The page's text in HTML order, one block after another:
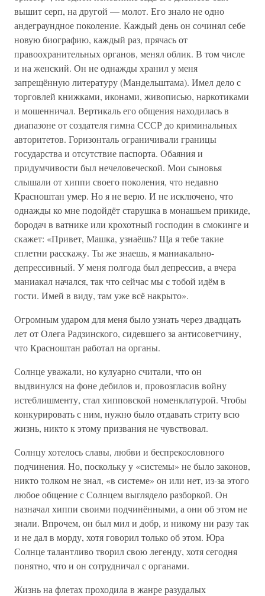
вышит серп, на другой — молот. Его знало не одно
андеграундное поколение. Каждый день он сочинял себе
новую биографию, каждый раз, прячась от
правоохранительных органов, менял облик. В том числе
и на женский. Он не однажды хранил у меня
запрещённую литературу (Мандельштама). Имел дело с
торговлей книжками, иконами, живописью, наркотиками
и мошенничал. Вертикаль его общения находилась в
диапазоне от создателя гимна СССР до криминальных
авторитетов. Горизонталь ограничивали границы
государства и отсутствие паспорта. Обаяния и
придумчивости был нечеловеческой. Мои сыновья
слышали от хиппи своего поколения, что недавно
Красноштан умер. Но я не верю. И не исключено, что
однажды ко мне подойдёт старушка в монашьем прикиде,
бородач в ватнике или крохотный господин в смокинге и
скажет: «Привет, Машка, узнаёшь? Ща я тебе такие
сплетни расскажу. Ты же знаешь, я маниакально-
депрессивный. У меня полгода был депрессив, а вчера
маниакал начался, так что сейчас мы с тобой идём в
гости. Имей в виду, там уже всё накрыто».
Огромным ударом для меня было узнать через двадцать
лет от Олега Радзинского, сидевшего за антисоветчину,
что Красноштан работал на органы.
Солнце уважали, но кулуарно считали, что он
выдвинулся на фоне дебилов и, провозгласив войну
истеблишменту, стал хипповской номенклатурой. Чтобы
конкурировать с ним, нужно было отдавать стриту всю
жизнь, никто к этому призвания не чувствовал.
Солнцу хотелось славы, любви и беспрекословного
подчинения. Но, поскольку у «системы» не было законов,
никто толком не знал, «в системе» он или нет, из-за этого
любое общение с Солнцем выглядело разборкой. Он
назначал хиппи своими подчинёнными, а они об этом не
знали. Впрочем, он был мил и добр, и никому ни разу так
и не дал в морду, хотя говорил только об этом. Юра
Солнце талантливо творил свою легенду, хотя сегодня
понятно, что и он сотрудничал с органами.
Жизнь на флетах проходила в жанре разудалых